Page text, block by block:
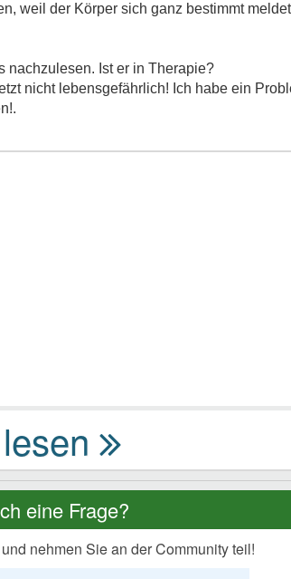
weil der Körper sich ganz bestimmt
nachzulesen. Ist er in Therapie?
nicht lebensgefährlich! Ich habe ein
eine Frage?
nehmen Sie an der Community teil!